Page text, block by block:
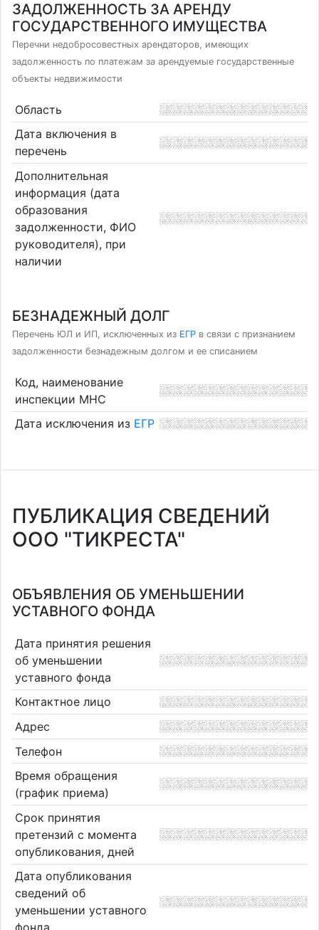
ЗАДОЛЖЕННОСТЬ ЗА АРЕНДУ
ГОСУДАРСТВЕННОГО ИМУЩЕСТВА
Перечни недобросовестных арендаторов, имеющих
задолженность по платежам за арендуемые государственные
объекты недвижимости
Область
Дата включения в
перечень
Дополнительная
информация (дата
образования
задолженности, ФИО
руководителя), при
наличии
БЕЗНАДЕЖНЫЙ ДОЛГ
Перечень ЮЛ и ИП, исключенных из ЕГР в связи с признанием
задолженности безнадежным долгом и ее списанием
Код, наименование
инспекции МНС
Дата исключения из ЕГР
ПУБЛИКАЦИЯ СВЕДЕНИЙ
ООО "ТИКРЕСТА"
ОБЪЯВЛЕНИЯ ОБ УМЕНЬШЕНИИ
УСТАВНОГО ФОНДА
Дата принятия решения
об уменьшении
уставного фонда
Контактное лицо
Адрес
Телефон
Время обращения
(график приема)
Срок принятия
претензий с момента
опубликования, дней
Дата опубликования
сведений об
уменьшении уставного